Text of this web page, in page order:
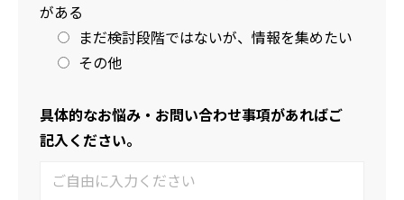
がある
まだ検討段階ではないが、情報を集めたい
その他
具体的なお悩み・お問い合わせ事項があればご
記入ください。